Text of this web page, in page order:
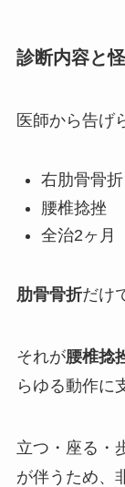
診断内容と
医師から告げ
右肋骨骨折
腰椎捻挫
全治2ヶ月
肋骨骨折だけ
それが腰椎捻
らゆる動作に
立つ・座る・
が伴うため、